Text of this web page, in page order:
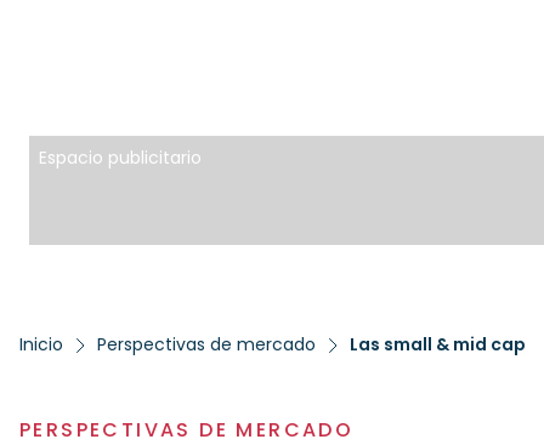
Espacio publicitario
Inicio Perspectivas de mercado Las small & mid
PERSPECTIVAS DE MERCADO